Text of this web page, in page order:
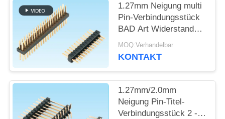
1.27mm Neigung multi
Pin-Verbindungsstück
BAD Art Widerstands-
Spannung 600V
AC/Min
MOQ:Verhandelbar
KONTAKT
1.27mm/2.0mm
Neigung Pin-Titel-
Verbindungsstück 2 -